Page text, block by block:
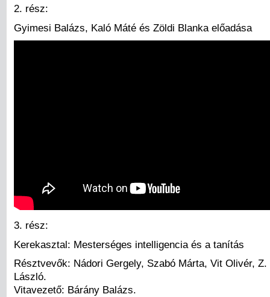
2. rész:
Gyimesi Balázs, Kaló Máté és Zöldi Blanka előadása
3. rész:
Kerekasztal: Mesterséges intelligencia és a tanítás
Résztvevők: Nádori Gergely, Szabó Márta, Vit Olivér,
László.
Vitavezető: Bárány Balázs.